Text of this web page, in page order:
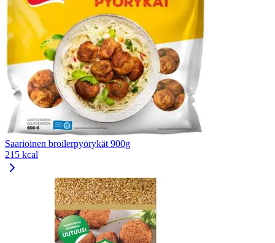
Saarioinen broilerpyörykät 900g
215 kcal